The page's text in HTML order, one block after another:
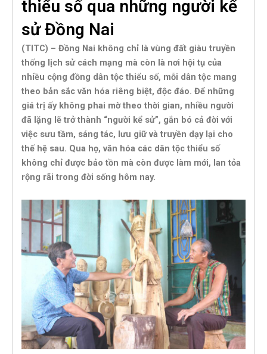
thiểu số qua những người kể
sử Đồng Nai
(TITC) – Đồng Nai không chỉ là vùng đất giàu truyền
thống lịch sử cách mạng mà còn là nơi hội tụ của
nhiều cộng đồng dân tộc thiểu số, mỗi dân tộc mang
theo bản sắc văn hóa riêng biệt, độc đáo. Để những
giá trị ấy không phai mờ theo thời gian, nhiều người
đã lặng lẽ trở thành “người kể sử”, gắn bó cả đời với
việc sưu tầm, sáng tác, lưu giữ và truyền dạy lại cho
thế hệ sau. Qua họ, văn hóa các dân tộc thiểu số
không chỉ được bảo tồn mà còn được làm mới, lan tỏa
rộng rãi trong đời sống hôm nay.